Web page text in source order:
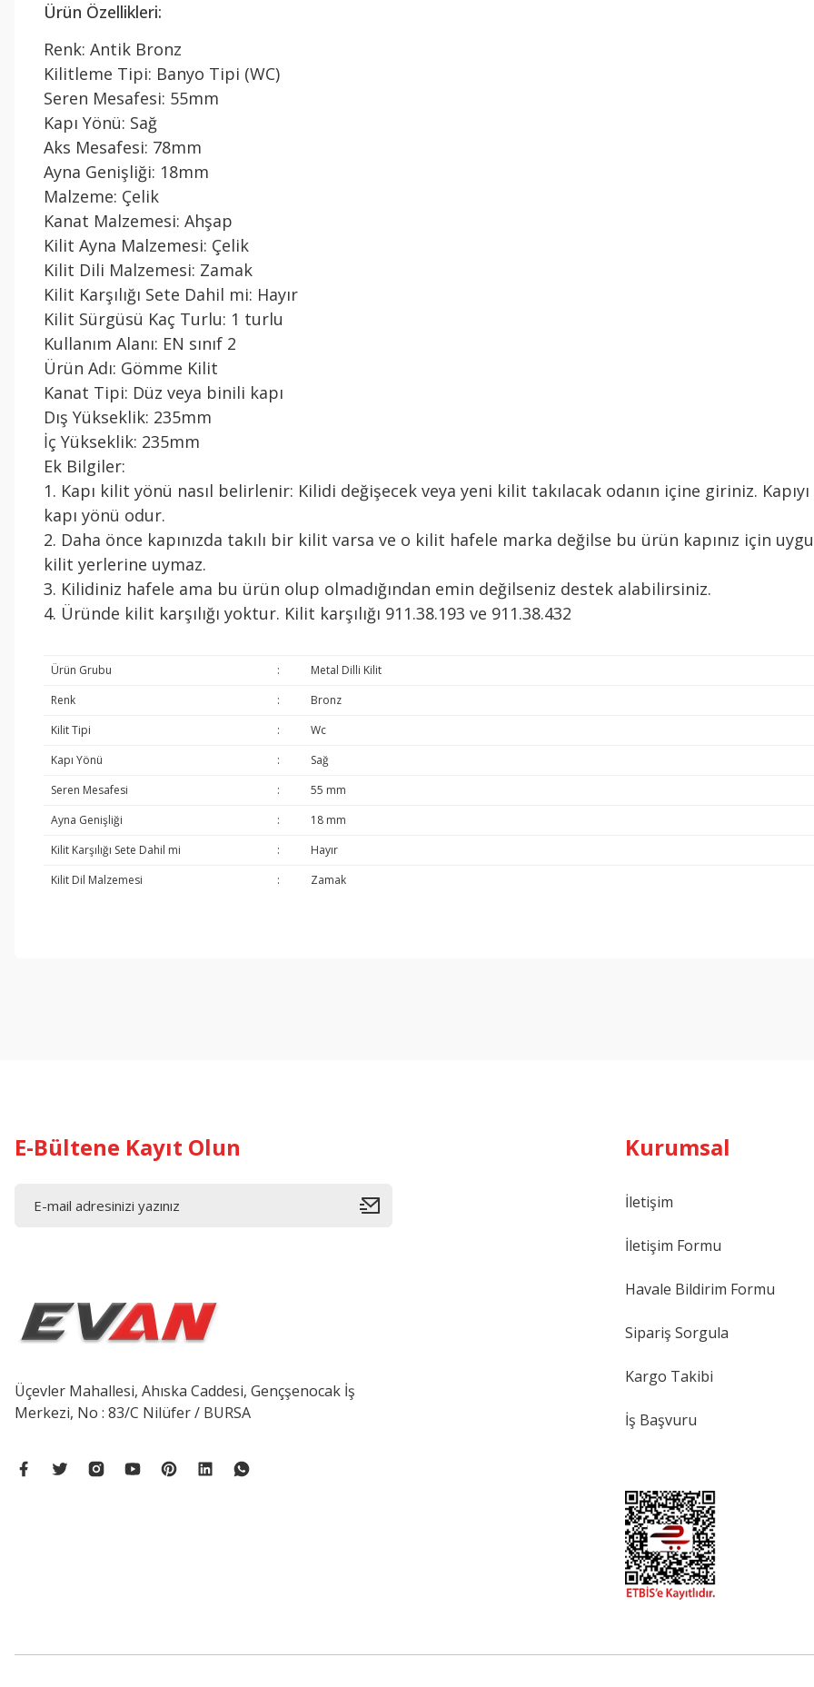
Ürün Özellikleri:
Renk: Antik Bronz
Kilitleme Tipi: Banyo Tipi (WC)
Seren Mesafesi: 55mm
Kapı Yönü: Sağ
Aks Mesafesi: 78mm
Ayna Genişliği: 18mm
Malzeme: Çelik
Kanat Malzemesi: Ahşap
Kilit Ayna Malzemesi: Çelik
Kilit Dili Malzemesi: Zamak
Kilit Karşılığı Sete Dahil mi: Hayır
Kilit Sürgüsü Kaç Turlu: 1 turlu
Kullanım Alanı: EN sınıf 2
Ürün Adı: Gömme Kilit
Kanat Tipi: Düz veya binili kapı
Dış Yükseklik: 235mm
İç Yükseklik: 235mm
Ek Bilgiler:
1. Kapı kilit yönü nasıl belirlenir: Kilidi değişecek veya yeni kilit takılacak odanın içine giriniz.
kapı yönü odur.
2. Daha önce kapınızda takılı bir kilit varsa ve o kilit hafele marka değilse bu ürün kapınız için
kilit yerlerine uymaz.
3. Kilidiniz hafele ama bu ürün olup olmadığından emin değilseniz destek alabilirsiniz.
4. Üründe kilit karşılığı yoktur. Kilit karşılığı 911.38.193 ve 911.38.432
Ürün Grubu :
Metal Dilli Kilit
Renk
:
Bronz
Kilit Tipi
:
Wc
Kapı Yönü
:
Sağ
Seren Mesafesi
:
55 mm
Ayna Genişliği
:
18 mm
Kilit Karşılığı Sete Dahil mi
:
Hayır
Kilit Dil Malzemesi
: Zamak
E-Bültene Kayıt Olun
Üçevler Mahallesi, Ahıska Caddesi, Gençşenocak İş
Merkezi, No : 83/C Nilüfer / BURSA
Kurumsal
İletişim
İletişim Formu
Havale Bildirim Formu
Sipariş Sorgula
Kargo Takibi
İş Başvuru